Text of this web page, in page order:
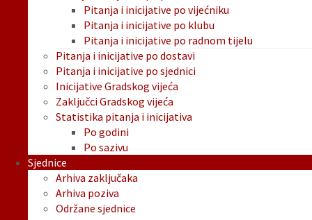
Pitanja i inicijative po vijećniku
Pitanja i inicijative po klubu
Pitanja i inicijative po radnom tijelu
Pitanja i inicijative po dostavi
Pitanja i inicijative po sjednici
Inicijative Gradskog vijeća
Zaključci Gradskog vijeća
Statistika pitanja i inicijativa
Po godini
Po sazivu
Sjednice
Arhiva zaključaka
Arhiva poziva
Održane sjednice